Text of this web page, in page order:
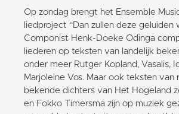
Op zondag brengt het Ensemble
liedproject “Dan zullen deze geluiden
Componist Henk-Doeke Odinga
liederen op teksten van landelijk
onder meer Rutger Kopland, Vasalis,
Marjoleine Vos. Maar ook teksten van
bekende dichters van Het Hogeland
en Fokko Timersma zijn op muziek